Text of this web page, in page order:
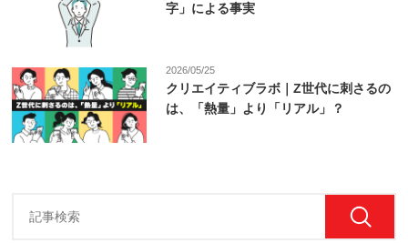
字」による事実
2026/05/25
クリエイティブラボ｜Z世代に刺さるの
は、「熱量」より「リアル」？